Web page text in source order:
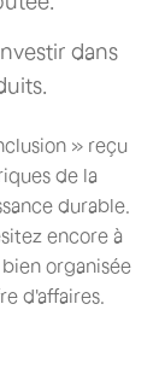
dans
» reçu
de la
durable.
encore à
organisée
d'affaires.